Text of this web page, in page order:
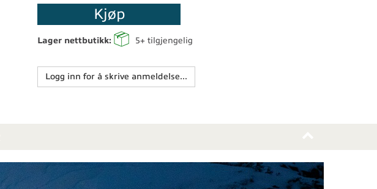
Logg inn for å skrive anmeldelse...
Kjøp
Lager nettbutikk: 5+ tilgjengelig